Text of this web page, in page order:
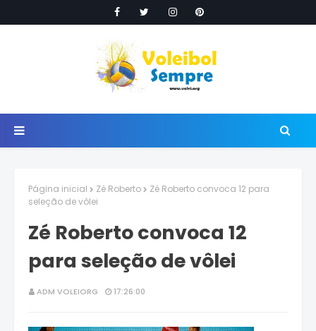
Página inicial Zé Roberto
Zé Roberto convoca 12 para
seleção de vôlei
Zé Roberto convoca 12
para seleção de vôlei
ADM VOLEIORG 17:26:00